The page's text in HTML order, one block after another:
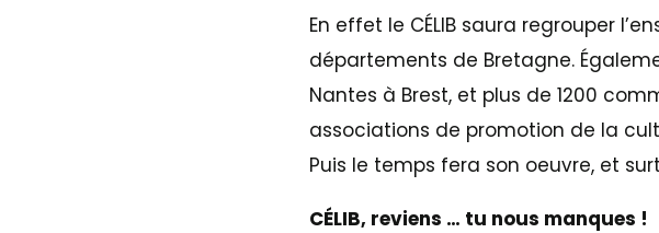
En effet le CÉLIB saura regrouper
départements de Bretagne.
Nantes à Brest, et plus de 1200
associations de promotion de la
Puis le temps fera son oeuvre, et
CÉLIB, reviens … tu nous manques !